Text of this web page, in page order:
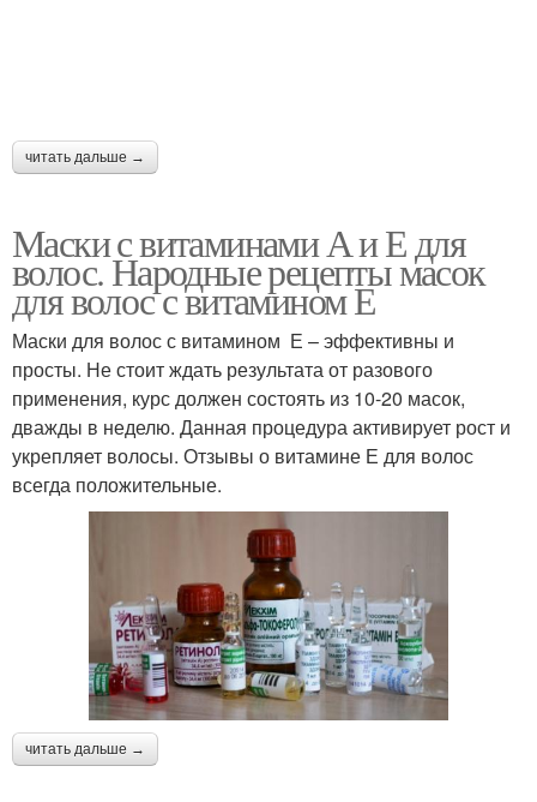
читать дальше →
Маски с витаминами А и Е для
волос. Народные рецепты масок
для волос с витамином Е
Маски для волос с витамином Е – эффективны и
просты. Не стоит ждать результата от разового
применения, курс должен состоять из 10-20 масок,
дважды в неделю. Данная процедура активирует рост и
укрепляет волосы. Отзывы о витамине Е для волос
всегда положительные.
читать дальше →